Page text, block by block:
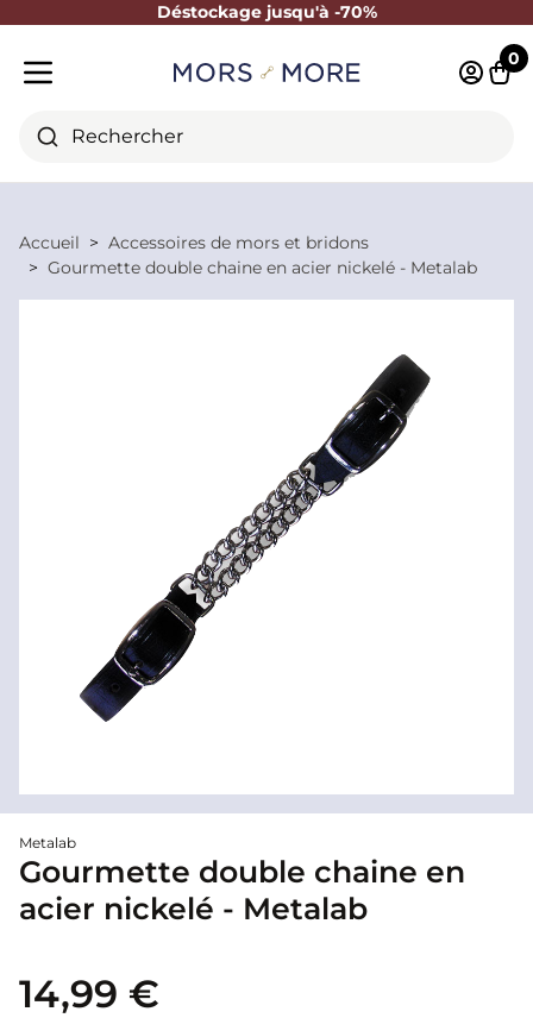
Déstockage jusqu'à -70%
Fermer
Rechercher
0
Accueil
Accessoires de mors et bridons
Gourmette double chaine en acier nickelé - Metalab
Metalab
Gourmette double chaine en
acier nickelé - Metalab
14,99 €